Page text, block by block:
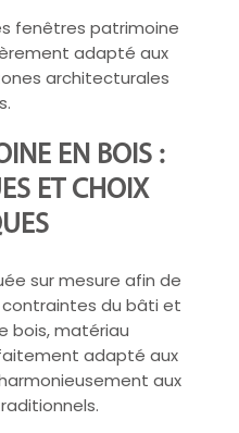
fenêtres patrimoine
adapté aux
architecturales
EN BOIS :
ET CHOIX
sur mesure afin de
contraintes du bâti et
bois, matériau
adapté aux
aux